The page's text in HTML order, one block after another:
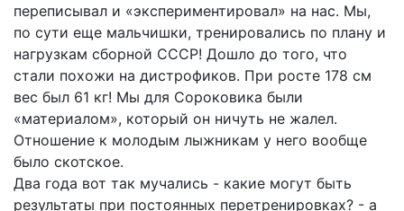
переписывал и «экспериментировал» на нас. Мы,
по сути еще мальчишки, тренировались по плану и
нагрузкам сборной СССР! Дошло до того, что
стали похожи на дистрофиков. При росте 178 см
вес был 61 кг! Мы для Сороковика были
«материалом», который он ничуть не жалел.
Отношение к молодым лыжникам у него вообще
было скотское.
Два года вот так мучались - какие могут быть
результаты при постоянных перетренировках? - а